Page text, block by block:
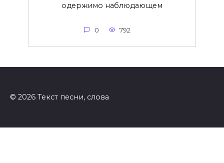
одержимо наблюдающем
0 792
© 2026 Текст песни, слова